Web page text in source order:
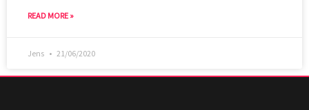
READ MORE »
Jens 21/06/2020